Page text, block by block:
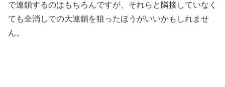
で連鎖するのはもちろんですが、それらと隣接していなく
ても全消しでの大連鎖を狙ったほうがいいかもしれませ
ん。